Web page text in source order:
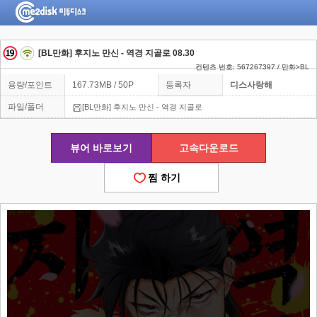
[BL만화] 후지노 만신 - 역경 지골로 08.30
컨텐츠 번호: 567267397 / 만화>BL
용량/포인트 167.73MB / 50P 등록자 디스사랑해
파일/폴더 [BL만화] 후지노 만신 - 역경 지골로
뷰어 바로보기 고속다운로드
찜 하기